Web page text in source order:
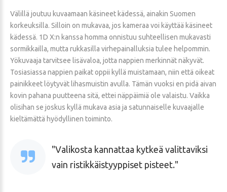
Välillä joutuu kuvaamaan käsineet kädessä, ainakin Suomen
korkeuksilla. Silloin on mukavaa, jos kameraa voi käyttää käsineet
kädessä. 1D X:n kanssa homma onnistuu suhteellisen mukavasti
sormikkailla, mutta rukkasilla virhepainalluksia tulee helpommin.
Yökuvaaja tarvitsee lisävaloa, jotta nappien merkinnät näkyvät.
Tosiasiassa nappien paikat oppii kyllä muistamaan, niin että oikeat
painikkeet löytyvät lihasmuistin avulla. Tämän vuoksi en pidä aivan
kovin pahana puutteena sitä, ettei näppäimiä ole valaistu. Vaikka
olisihan se joskus kyllä mukava asia ja satunnaiselle kuvaajalle
kieltämättä hyödyllinen toiminto.
Valikosta kannattaa kytkeä valittaviksi
vain ristikkäistyyppiset pisteet.